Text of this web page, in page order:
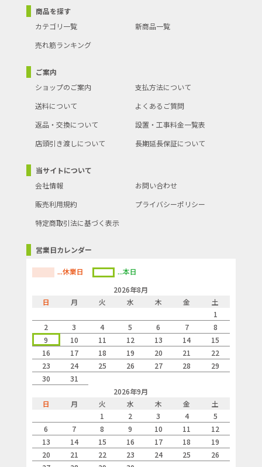
商品を探す
カテゴリ一覧
新商品一覧
売れ筋ランキング
ご案内
ショップのご案内
支払方法について
送料について
よくあるご質問
返品・交換について
設置・工事料金一覧表
店頭引き渡しについて
長期延長保証について
当サイトについて
会社情報
お問い合わせ
販売利用規約
プライバシーポリシー
特定商取引法に基づく表示
営業日カレンダー
...休業日
...本日
2026年8月
日
月 火 水 木 金
土
1
2
3 4 5 6 7
8
9
10 11 12 13 14
15
16
17 18 19 20 21
22
23
24 25 26 27 28
29
30
31
2026年9月
日
月 火 水 木 金
土
1
2 3 4
5
6
7 8 9 10 11
12
13
14 15 16 17 18
19
20
21 22 23 24 25
26